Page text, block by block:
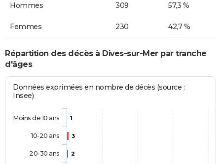
Hommes 309 57,3 %
Femmes 230 42,7 %
Répartition des décès à Dives-sur-Mer par tranche
d'âges
Données exprimées en nombre de décès (source :
Insee)
1
3
2
Moins de 10 ans
10-20 ans
20-30 ans